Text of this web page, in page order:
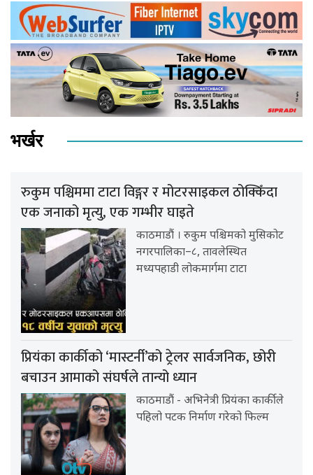
भर्खर
रुकुम पश्चिममा टाटा विङ्गर र मोटरसाइकल ठोक्किँदा
एक जनाको मृत्यु, एक गम्भीर घाइते
काठमाडौं । रुकुम पश्चिमको मुसिकोट
नगरपालिका–८, तावलेस्थित
मध्यपहाडी लोकमार्गमा टाटा
प्रियंका कार्कीको ‘मास्टर्नी’को ट्रेलर सार्वजनिक, छोरी
बचाउन आमाको संघर्षले तान्यो ध्यान
काठमाडौं - अभिनेत्री प्रियंका कार्कीले
पहिलो पटक निर्माण गरेको फिल्म